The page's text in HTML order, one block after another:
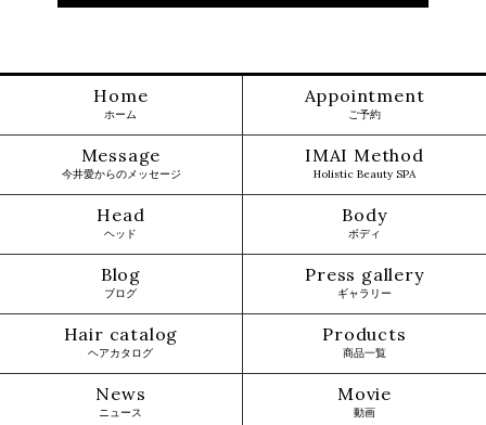
Home
ホーム
Appointment
ご予約
Message
今井愛からのメッセージ
IMAI Method
Holistic Beauty SPA
Head
ヘッド
Body
ボディ
Blog
ブログ
Press gallery
ギャラリー
Hair catalog
ヘアカタログ
Products
商品一覧
News
ニュース
Movie
動画